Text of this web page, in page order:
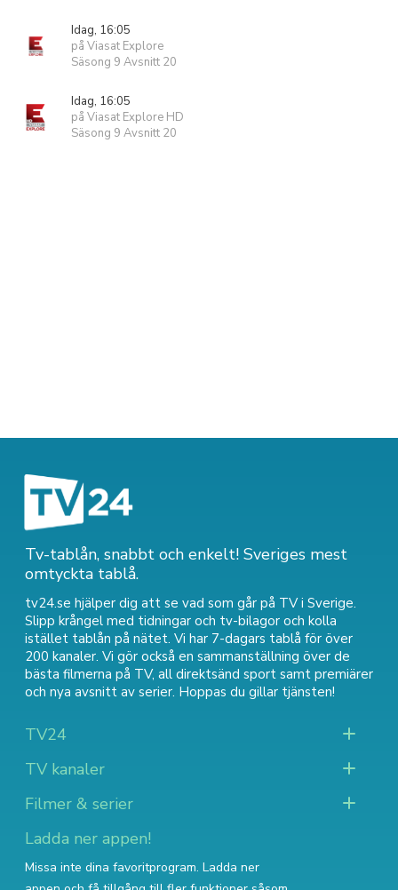
Idag, 16:05
på Viasat Explore
Säsong 9 Avsnitt 20
Idag, 16:05
på Viasat Explore HD
Säsong 9 Avsnitt 20
Tv-tablån, snabbt och enkelt! Sveriges mest
omtyckta tablå.
tv24.se hjälper dig att se vad som går på TV i Sverige.
Slipp krångel med tidningar och tv-bilagor och kolla
istället tablån på nätet. Vi har 7-dagars tablå för över
200 kanaler. Vi gör också en sammanställning över de
bästa filmerna på TV, all direktsänd sport samt premiärer
och nya avsnitt av serier. Hoppas du gillar tjänsten!
TV24
TV kanaler
Filmer & serier
Ladda ner appen!
Missa inte dina favoritprogram. Ladda ner